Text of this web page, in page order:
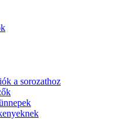
a sorozathoz